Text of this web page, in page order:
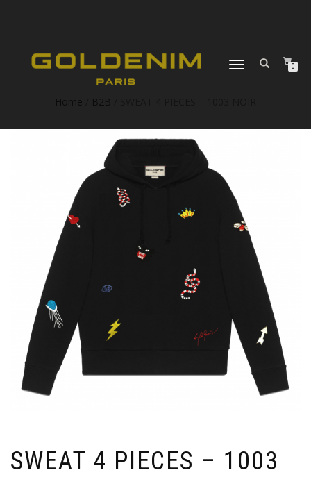
DÉPLIER
0
SWEAT 4 PIECES – 1003